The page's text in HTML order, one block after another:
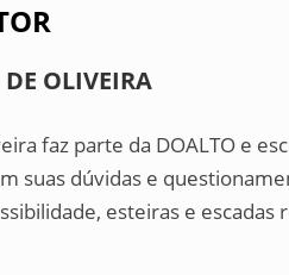
OLIVEIRA
faz parte da DOALTO e
suas dúvidas e
esteiras e